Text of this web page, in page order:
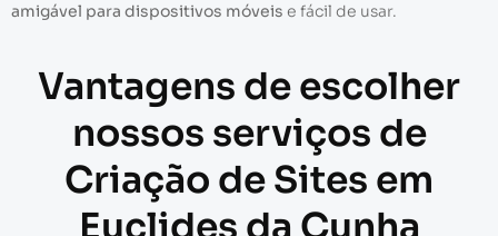
amigável para dispositivos móveis e fácil de usar.
Vantagens de escolher
nossos serviços de
Criação de Sites em